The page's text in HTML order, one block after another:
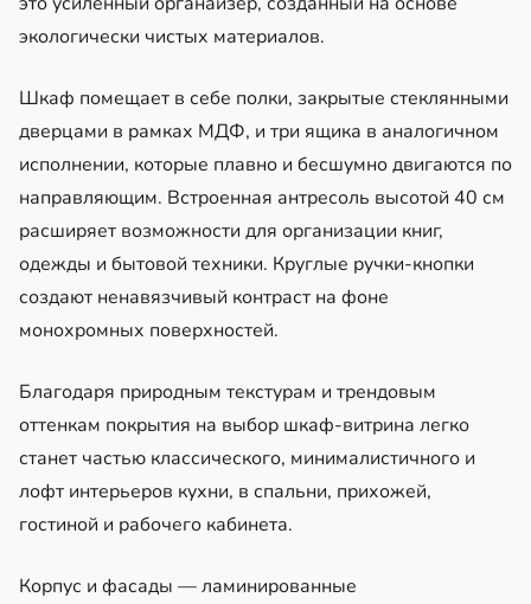
экологически чистых материалов.
Шкаф помещает в себе полки, закрытые стеклянными
дверцами в рамках МДФ, и три ящика в аналогичном
исполнении, которые плавно и бесшумно двигаются по
направляющим. Встроенная антресоль высотой 40 см
расширяет возможности для организации книг,
одежды и бытовой техники. Круглые ручки-кнопки
создают ненавязчивый контраст на фоне
монохромных поверхностей.
Благодаря природным текстурам и трендовым
оттенкам покрытия на выбор шкаф-витрина легко
станет частью классического, минималистичного и
лофт интерьеров кухни, в спальни, прихожей,
гостиной и рабочего кабинета.
Корпус и фасады — ламинированные